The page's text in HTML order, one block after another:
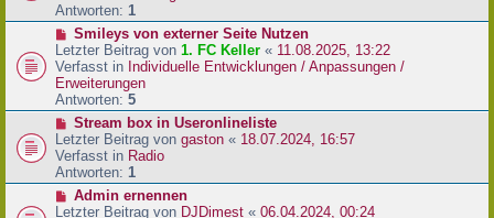
t
a
g
e
r
B
e
i
t
r
a
g
Antworten: 1
N
e
u
e
r
B
e
i
t
r
a
g
Smileys von externer Seite Nutzen
Letzter Beitrag von 1. FC Keller « 11.08.2025, 13:22
Verfasst in Individuelle Entwicklungen / Anpassungen /
Erweiterungen
Antworten: 5
N
e
u
e
r
B
Stream box in Useronlineliste
Letzter Beitrag von gaston « 18.07.2024, 16:57
Verfasst in Radio
Antworten: 1
N
e
Admin ernennen
Letzter Beitrag von DJDimest « 06.04.2024, 00:24